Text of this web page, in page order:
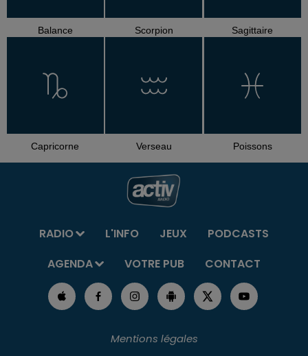
Balance Scorpion Sagittaire
Capricorne Verseau Poissons
RADIO L'INFO JEUX
PODCASTS
AGENDA
VOTRE PUB CONTACT
Mentions légales